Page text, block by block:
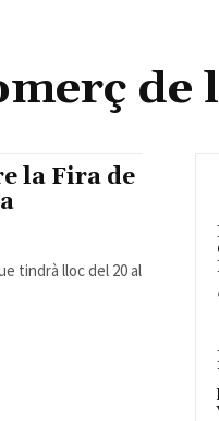
de
la Fira de
tindrà lloc del 20 al